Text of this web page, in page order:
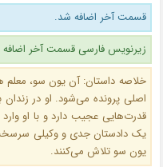
قسمت آخر اضافه شد.
زیرنویس فارسی قسمت آخر
خلاصه داستان: آن یون سو،
اصلی پرونده می‌شود. او در زندان
قدرت‌هایی عجیب دارد و با او
یک دادستان جدی و وکیلی
یون سو تلاش می‌کنند.